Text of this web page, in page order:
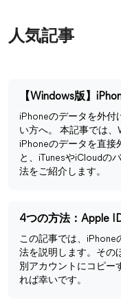
人気記事
iPhoneのデータを外付
い方へ。 本記事では
iPhoneのデータを直接
と、iTunesやiCloudの
法をご紹介します。
4つの方法：Apple
この記事では、iPhone
法を説明します。その
別アカウントにコピー
れば幸いです。